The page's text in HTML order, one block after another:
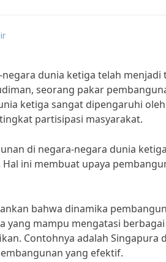
dunia ketiga telah
seorang pakar
ketiga sangat dipengaruhi
partisipasi masyarakat.
di negara-negara dunia
ini membuat upaya
bahwa dinamika
yang mampu mengatasi
Contohnya adalah Singapura
yang efektif.